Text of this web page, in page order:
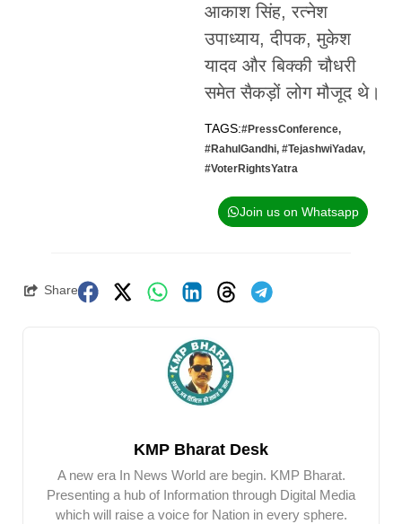
आकाश सिंह, रत्नेश
उपाध्याय, दीपक, मुकेश
यादव और बिक्की चौधरी
समेत सैकड़ों लोग मौजूद थे।
TAGS:#PressConference,
#RahulGandhi, #TejashwiYadav,
#VoterRightsYatra
Join us on Whatsapp
Share
KMP Bharat Desk
A new era In News World are begin. KMP Bharat.
Presenting a hub of Information through Digital Media
which will raise a voice for Nation in every sphere.